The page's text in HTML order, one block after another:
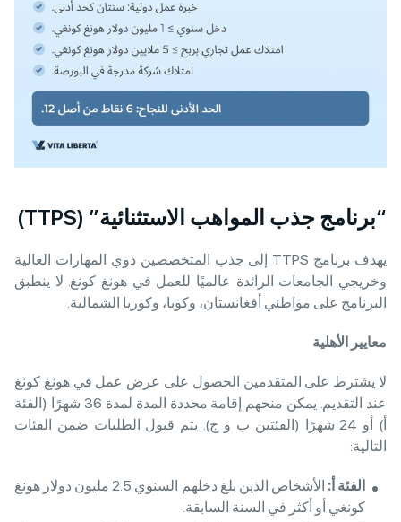
“برنامج جذب المواهب الاستثنائية” (TTPS)
يهدف برنامج TTPS إلى جذب المتخصصين ذوي المهارات العالية
وخريجي الجامعات الرائدة عالميًا للعمل في هونغ كونغ. لا ينطبق
البرنامج على مواطني أفغانستان، وكوبا، وكوريا الشمالية.
معايير الأهلية
لا يشترط على المتقدمين الحصول على عرض عمل في هونغ كونغ
عند التقديم. يمكن منحهم إقامة محددة المدة لمدة 36 شهرًا (الفئة
أ) أو 24 شهرًا (الفئتين ب و ج). يتم قبول الطلبات ضمن الفئات
التالية:
الفئة أ :
الأشخاص الذين بلغ دخلهم السنوي 2.5 مليون دولار هونغ
كونغي أو أكثر في السنة السابقة.